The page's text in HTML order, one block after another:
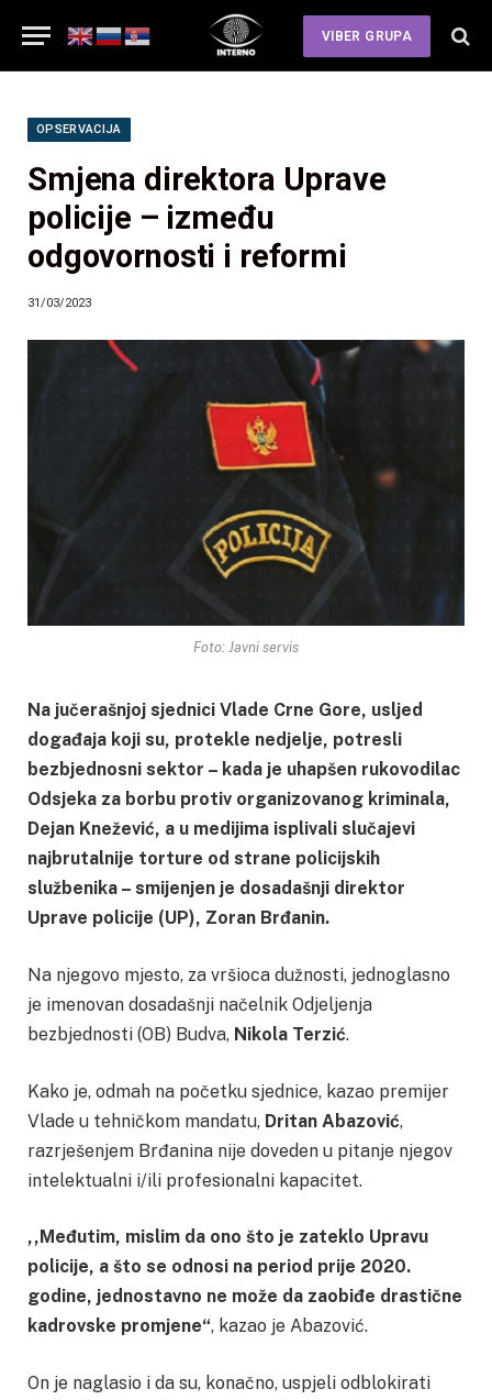
VIBER GRUPA
OPSERVACIJA
Smjena direktora Uprave
policije – između
odgovornosti i reformi
31/03/2023
Foto: Javni servis
Na jučerašnjoj sjednici Vlade Crne Gore, usljed
događaja koji su, protekle nedjelje, potresli
bezbjednosni sektor – kada je uhapšen rukovodilac
Odsjeka za borbu protiv organizovanog kriminala,
Dejan Knežević, a u medijima isplivali slučajevi
najbrutalnije torture od strane policijskih
službenika – smijenjen je dosadašnji direktor
Uprave policije (UP), Zoran Brđanin.
Na njegovo mjesto, za vršioca dužnosti, jednoglasno
je imenovan dosadašnji načelnik Odjeljenja
bezbjednosti (OB) Budva, Nikola Terzić.
Kako je, odmah na početku sjednice, kazao premijer
Vlade u tehničkom mandatu, Dritan Abazović,
razrješenjem Brđanina nije doveden u pitanje njegov
intelektualni i/ili profesionalni kapacitet.
,,Međutim, mislim da ono što je zateklo Upravu
policije, a što se odnosi na period prije 2020.
godine, jednostavno ne može da zaobiđe drastične
kadrovske promjene“, kazao je Abazović.
On je naglasio i da su, konačno, uspjeli odblokirati